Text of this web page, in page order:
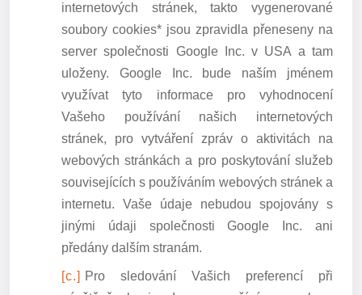
internetových stránek, takto vygenerované
soubory cookies* jsou zpravidla přeneseny na
server společnosti Google Inc. v USA a tam
uloženy. Google Inc. bude naším jménem
využívat tyto informace pro vyhodnocení
Vašeho používání našich internetových
stránek, pro vytváření zpráv o aktivitách na
webových stránkách a pro poskytování služeb
souvisejících s používáním webových stránek a
internetu. Vaše údaje nebudou spojovány s
jinými údaji společnosti Google Inc. ani
předány dalším stranám.
Pro sledování Vašich preferencí při